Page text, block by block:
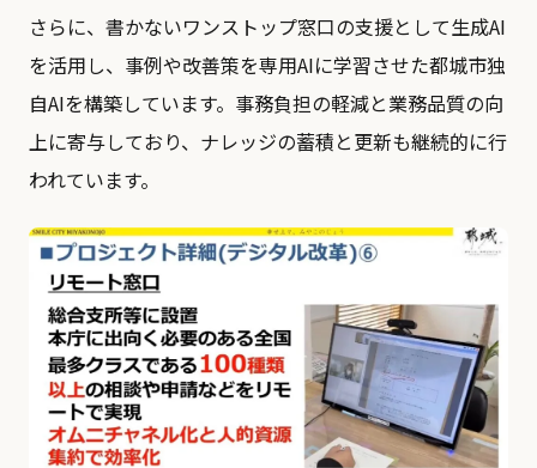
さらに、書かないワンストップ窓口の支援として生成AI
を活用し、事例や改善策を専用AIに学習させた都城市独
自AIを構築しています。事務負担の軽減と業務品質の向
上に寄与しており、ナレッジの蓄積と更新も継続的に行
われています。